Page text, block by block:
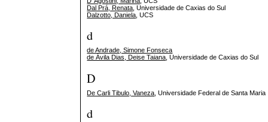
Dal Prá, Renata , Universidade de Caxias do Sul
Dalzotto, Daniela , UCS
d
de Andrade, Simone Fonseca
de Ávila Dias, Deise Taiana, Universidade de Caxias do Sul
D
De Carli Tibulo, Vaneza , Universidade Federal de Santa Maria
d